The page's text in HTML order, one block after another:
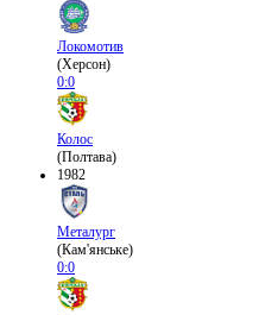
Локомотив
(Херсон)
0:0
Колос
(Полтава)
1982
Металург
(Кам'янське)
0:0